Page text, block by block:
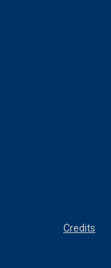
Credits